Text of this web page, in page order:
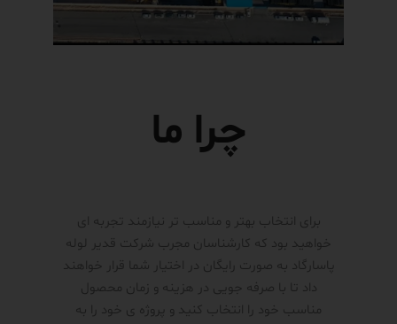
چرا ما
برای انتخاب بهتر و مناسب تر نیازمند تجربه ای
خواهید بود که کارشناسان مجرب شرکت قدیر لوله
پاسارگاد به صورت رایگان در اختیار شما قرار خواهند
داد تا با صرفه جویی در هزینه و زمان محصول
مناسب خود را انتخاب کنید و پروژه ی خود را به